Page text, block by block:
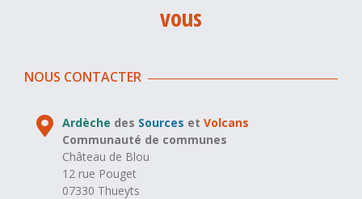
vous
NOUS CONTACTER
Ardèche des Sources etVolcans
Communauté de communes
Château de Blou
12 rue Pouget
07330 Thueyts